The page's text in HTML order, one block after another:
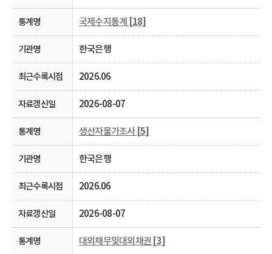
국제수지통계 [18]
한국은행
2026.06
2026-08-07
생산자물가조사 [5]
한국은행
2026.06
2026-08-07
대외채무및대외채권 [3]